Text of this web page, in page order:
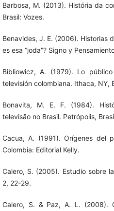
Barbosa, M. (2013). História da
Brasil: Vozes.
Benavides, J. E. (2006). Historias
es esa “joda”? Signo y
Bibliowicz, A. (1979). Lo
televisión colombiana. Ithaca, NY,
Bonavita, M. E. F. (1984).
televisão no Brasil. Petrópolis,
Cacua, A. (1991). Orígenes del
Colombia: Editorial Kelly.
Calero, S. (2005). Estudio sobre
2, 22-29.
Calero, S. & Paz, A. L. (2008).